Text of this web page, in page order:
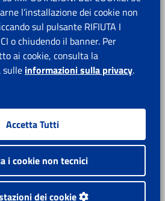
l’installazione dei cookie non
sul pulsante RIFIUTA I
o chiudendo il banner. Per
ai cookie, consulta la
informazioni sulla privacy.
Accetta Tutti
i cookie non tecnici
dei cookie